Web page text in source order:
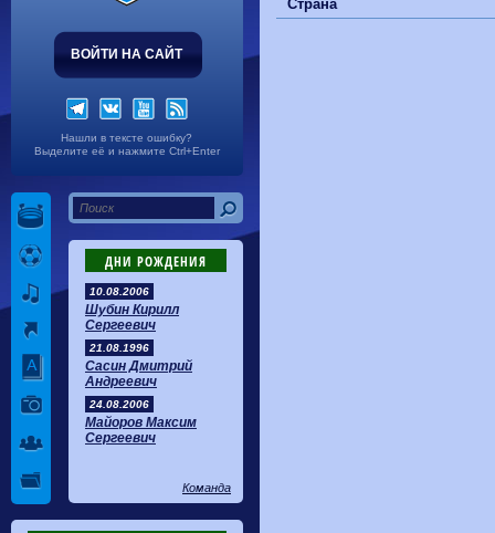
ВОЙТИ НА САЙТ
Нашли в тексте ошибку?
Выделите её и нажмите Ctrl+Enter
ДНИ РОЖДЕНИЯ
10.08.2006
Шубин Кирилл
Сергеевич
21.08.1996
Сасин Дмитрий
Андреевич
24.08.2006
Майоров Максим
Сергеевич
Команда
Страна
Калуга
0-1 Сибирь